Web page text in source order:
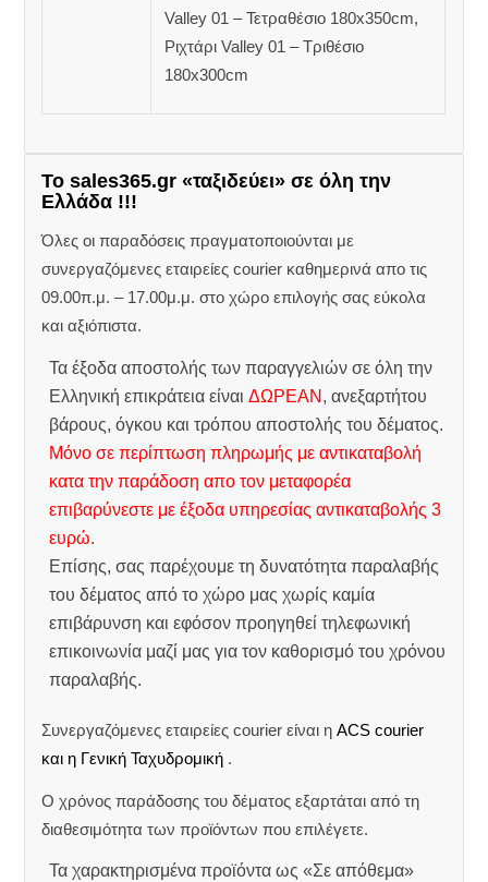
Valley 01 – Τετραθέσιο 180x350cm,
Ριχτάρι Valley 01 – Τριθέσιο
180x300cm
Το sales365.gr «ταξιδεύει» σε όλη την
Ελλάδα !!!
Όλες οι παραδόσεις πραγματοποιούνται με
συνεργαζόμενες εταιρείες courier καθημερινά απο τις
09.00π.μ. – 17.00μ.μ. στο χώρο επιλογής σας εύκολα
και αξιόπιστα.
Τα έξοδα αποστολής των παραγγελιών σε όλη την
Ελληνική επικράτεια είναιΔΩΡΕΑΝ , ανεξαρτήτου
βάρους, όγκου και τρόπου αποστολής του δέματος.
Μόνο σε περίπτωση πληρωμής με αντικαταβολή
κατα την παράδοση απο τον μεταφορέα
επιβαρύνεστε με έξοδα υπηρεσίας αντικαταβολής 3
ευρώ.
Επίσης, σας παρέχουμε τη δυνατότητα παραλαβής
του δέματος από το χώρο μας χωρίς καμία
επιβάρυνση και εφόσον προηγηθεί τηλεφωνική
επικοινωνία μαζί μας για τον καθορισμό του χρόνου
παραλαβής.
Συνεργαζόμενες εταιρείες courier είναι ηACS courier
και η Γενική Ταχυδρομική .
Ο χρόνος παράδοσης του δέματος εξαρτάται από τη
διαθεσιμότητα των προϊόντων που επιλέγετε.
Τα χαρακτηρισμένα προϊόντα ως «Σε απόθεμα»